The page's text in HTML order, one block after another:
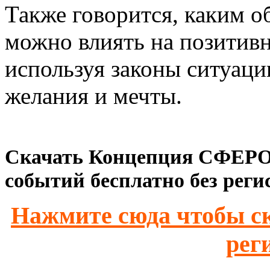
Также говорится, каким
можно влиять на
используя законы
желания и мечты.
Скачать Концепция
событий бесплатно без
Нажмите сюда чтобы